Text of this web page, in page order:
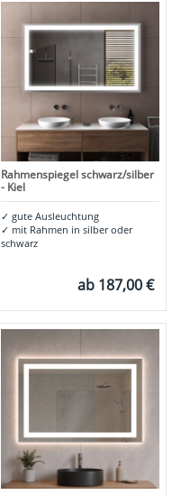
Rahmenspiegel schwarz/silber
- Kiel
✓ gute Ausleuchtung
✓ mit Rahmen in silber oder
schwarz
ab 187,00 €